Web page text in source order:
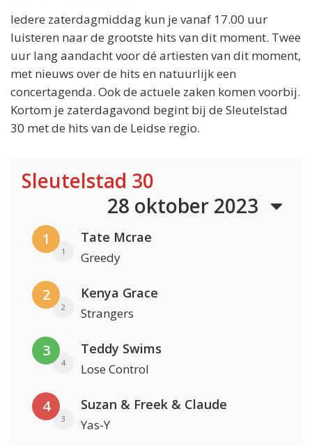
Iedere zaterdagmiddag kun je vanaf 17.00 uur
luisteren naar de grootste hits van dit moment. Twee
uur lang aandacht voor dé artiesten van dit moment,
met nieuws over de hits en natuurlijk een
concertagenda. Ook de actuele zaken komen voorbij.
Kortom je zaterdagavond begint bij de Sleutelstad
30 met de hits van de Leidse regio.
Sleutelstad 30
28 oktober 2023
1
1
Tate Mcrae
Greedy
2
2
Kenya Grace
Strangers
3
4
Teddy Swims
Lose Control
4
3
Suzan & Freek & Claude
Yas-Y